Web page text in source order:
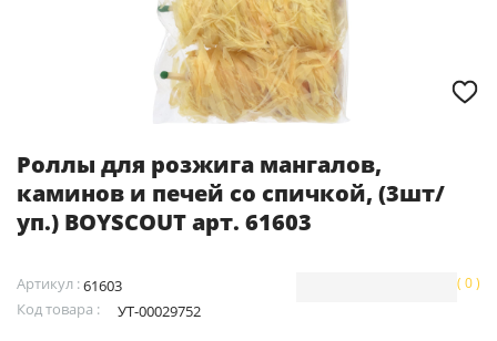
Роллы для розжига мангалов,
каминов и печей со спичкой, (3шт/
уп.) BOYSCOUT арт. 61603
Артикул :61603
Код товара :
УТ-00029752
( 0 )